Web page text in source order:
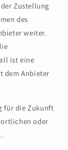
Zustellung
des
weiter.
ist eine
dem Anbieter
für die Zukunft
oder